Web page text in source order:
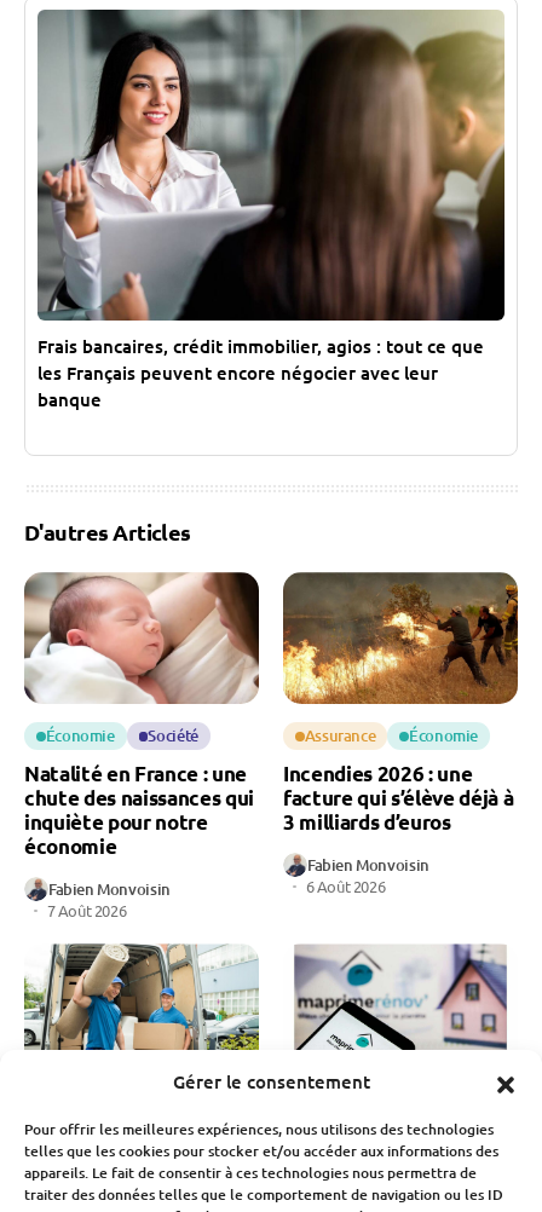
Gérer le consentement
Pour offrir les meilleures expériences, nous utilisons des technologies
telles que les cookies pour stocker et/ou accéder aux informations des
appareils. Le fait de consentir à ces technologies nous permettra de
traiter des données telles que le comportement de navigation ou les ID
Frais bancaires, crédit immobilier, agios : tout ce que
les Français peuvent encore négocier avec leur
banque
D'autres Articles
Économie Société
Natalité en France : une
chute des naissances qui
inquiète pour notre
économie
Fabien Monvoisin
7 Août 2026
Assurance Économie
Incendies 2026 : une
facture qui s’élève déjà à
3 milliards d’euros
Fabien Monvoisin
6 Août 2026
Déménagement : le
secteur traverse sa pire
crise
MaPrimeRénov’ : la
chute des demandes
après la baisse des aides